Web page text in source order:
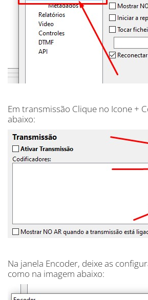
Em transmissão Clique no Icone +
abaixo:
Na janela Encoder, deixe as
como na imagem abaixo: